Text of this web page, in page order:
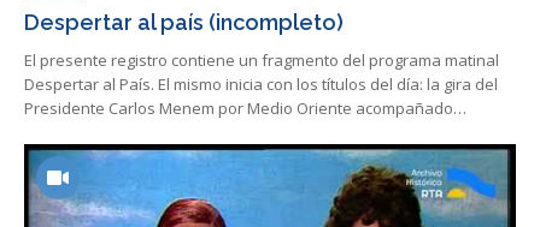
Despertar al país (incompleto)
El presente registro contiene un fragmento del programa matinal
Despertar al País. El mismo inicia con los títulos del día: la gira del
Presidente Carlos Menem por Medio Oriente acompañado…